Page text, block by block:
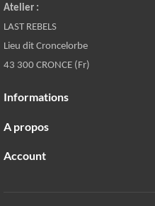
Atelier :
LAST REBELS
Lieu dit Croncelorbe
43 300 CRONCE (Fr)
Informations
A propos
Account